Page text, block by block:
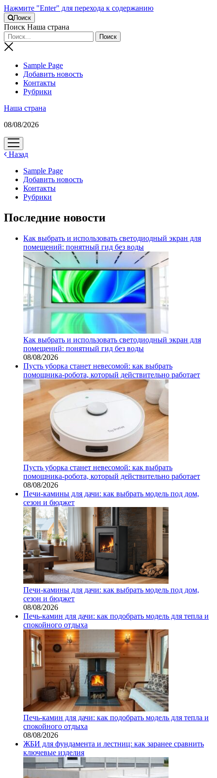
Нажмите "Enter" для перехода к содержанию
Поиск
Поиск Наша страна
Sample Page
Добавить новость
Контакты
Рубрики
Наша страна
08/08/2026
открыть
меню
Назад
Sample Page
Добавить новость
Контакты
Рубрики
Последние новости
Как выбрать и использовать светодиодный экран для
помещений: понятный гид без воды
Как выбрать и использовать светодиодный экран для
помещений: понятный гид без воды
08/08/2026
Пусть уборка станет невесомой: как выбрать
помощника‑робота, который действительно работает
Пусть уборка станет невесомой: как выбрать
помощника‑робота, который действительно работает
08/08/2026
Печи-камины для дачи: как выбрать модель под дом,
сезон и бюджет
Печи-камины для дачи: как выбрать модель под дом,
сезон и бюджет
08/08/2026
Печь-камин для дачи: как подобрать модель для тепла и
спокойного отдыха
Печь-камин для дачи: как подобрать модель для тепла и
спокойного отдыха
08/08/2026
ЖБИ для фундамента и лестниц: как заранее сравнить
ключевые изделия